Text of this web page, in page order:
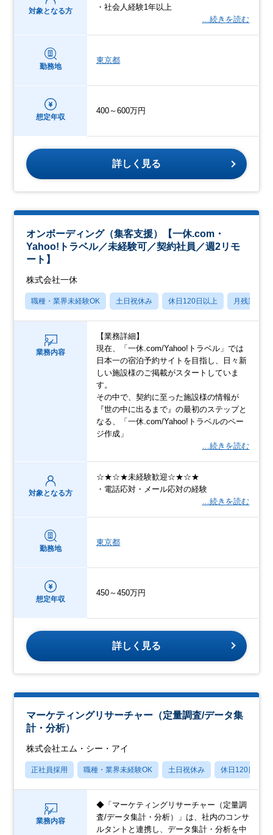
対象となる方
・社会人経験1年以上
…続きを読む
勤務地
東京都
想定年収
400～600万円
詳しく見る
オンボーディング（集客支援）【一休.com・
Yahoo!トラベル／未経験可／契約社員／週2リモ
ート】
株式会社一休
職種・業界未経験OK 土日祝休み 休日120日以上 月残業20
業務内容
【業務詳細】
現在、「一休.com/Yahoo!トラベル」では
日本一の宿泊予約サイトを目指し、日々新
しい施設様のご掲載がスタートしていま
す。
その中で、契約に至った施設様の情報が
『世の中に出るまで』の最初のステップと
なる、「一休.com/Yahoo!トラベルのペー
ジ作成」
…続きを読む
対象となる方
☆★☆★未経験歓迎☆★☆★
・電話応対・メール応対の経験
…続きを読む
勤務地
東京都
想定年収
450～450万円
詳しく見る
マーケティングリサーチャー（定量調査/データ集
計・分析）
株式会社エム・シー・アイ
正社員採用 職種・業界未経験OK 土日祝休み 休日120日以上
業務内容
◆「マーケティングリサーチャー（定量調
査/データ集計・分析）」は、社内のコンサ
ルタントと連携し、データ集計・分析を中